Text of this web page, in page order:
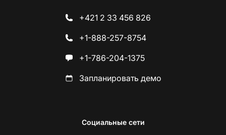
+421 2 33 456 826
+1-888-257-8754
+1-786-204-1375
Запланировать демо
Социальные сети